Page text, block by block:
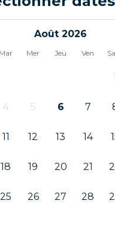
Août 2026
Mar Mer Jeu Ven
1
4 5 6 7
11 12 13 14
18 19 20 21
25 26 27 28